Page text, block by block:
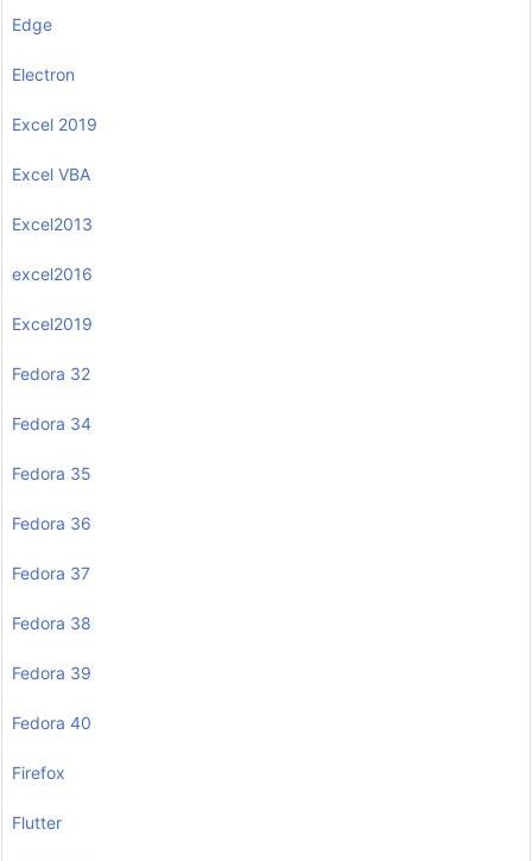
Edge
Electron
Excel 2019
Excel VBA
Excel2013
excel2016
Excel2019
Fedora 32
Fedora 34
Fedora 35
Fedora 36
Fedora 37
Fedora 38
Fedora 39
Fedora 40
Firefox
Flutter